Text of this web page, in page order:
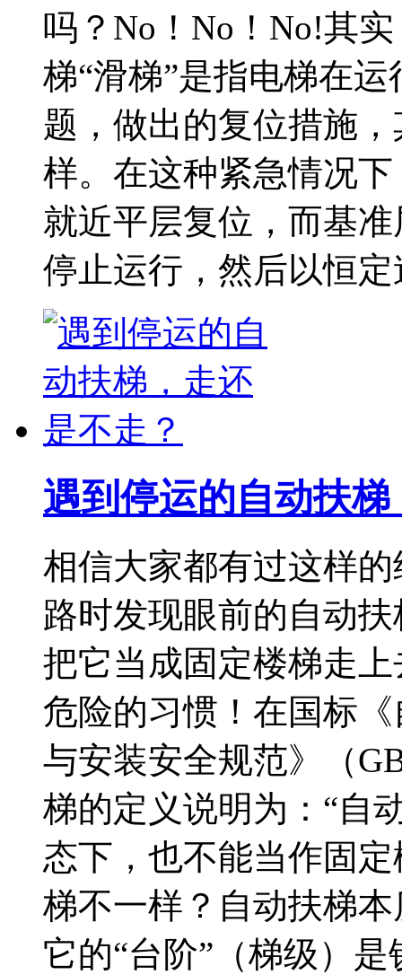
吗？No！No！No!其
梯“滑梯”是指电梯在
题，做出的复位措施
样。在这种紧急情况
就近平层复位，而基
停止运行，然后以恒
遇到停运的自动扶
相信大家都有过这样
路时发现眼前的自动
把它当成固定楼梯走
危险的习惯！在国标
与安装安全规范》（
梯的定义说明为：“自
态下，也不能当作固
梯不一样？自动扶梯
它的“台阶”（梯级）